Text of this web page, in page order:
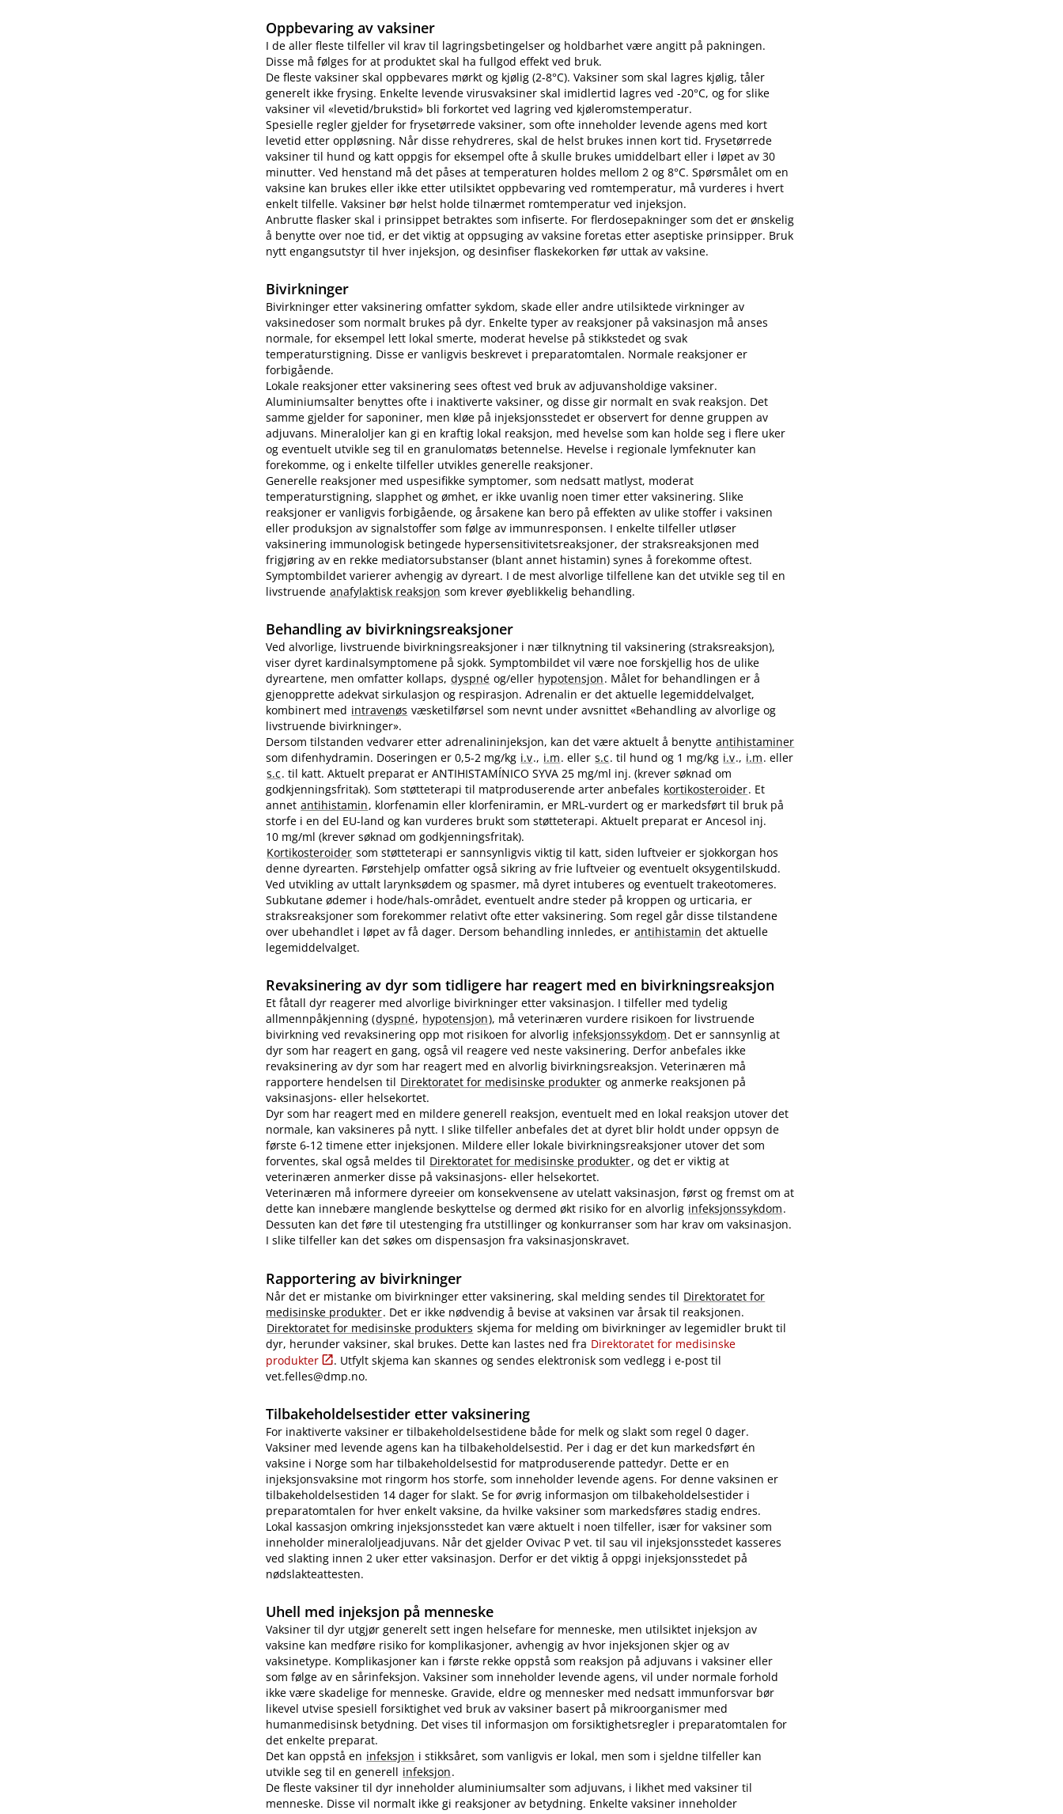
Oppbevaring av vaksiner
I de aller fleste tilfeller vil krav til lagringsbetingelser og holdbarhet være angitt på pakningen.
Disse må følges for at produktet skal ha fullgod effekt ved bruk.
De fleste vaksiner skal oppbevares mørkt og kjølig (2-8°C). Vaksiner som skal lagres kjølig, tåler
generelt ikke frysing. Enkelte levende virusvaksiner skal imidlertid lagres ved -20°C, og for slike
vaksiner vil «levetid​/​brukstid» bli forkortet ved lagring ved kjøleromstemperatur.
Spesielle regler gjelder for frysetørrede vaksiner, som ofte inneholder levende agens med kort
levetid etter oppløsning. Når disse rehydreres, skal de helst brukes innen kort tid. Frysetørrede
vaksiner til hund og katt oppgis for eksempel ofte å skulle brukes umiddelbart eller i løpet av 30
minutter. Ved henstand må det påses at temperaturen holdes mellom 2 og 8°C. Spørsmålet om en
vaksine kan brukes eller ikke etter utilsiktet oppbevaring ved romtemperatur, må vurderes i hvert
enkelt tilfelle. Vaksiner bør helst holde tilnærmet romtemperatur ved injeksjon.
Anbrutte flasker skal i prinsippet betraktes som infiserte. For flerdosepakninger som det er ønskelig
å benytte over noe tid, er det viktig at oppsuging av vaksine foretas etter aseptiske prinsipper. Bruk
nytt engangsutstyr til hver injeksjon, og desinfiser flaskekorken før uttak av vaksine.
Bivirkninger
Bivirkninger etter vaksinering omfatter sykdom, skade eller andre utilsiktede virkninger av
vaksinedoser som normalt brukes på dyr. Enkelte typer av reaksjoner på vaksinasjon må anses
normale, for eksempel lett lokal smerte, moderat hevelse på stikkstedet og svak
temperaturstigning. Disse er vanligvis beskrevet i preparatomtalen. Normale reaksjoner er
forbigående.
Lokale reaksjoner etter vaksinering sees oftest ved bruk av adjuvansholdige vaksiner.
Aluminiumsalter benyttes ofte i inaktiverte vaksiner, og disse gir normalt en svak reaksjon. Det
samme gjelder for saponiner, men kløe på injeksjonsstedet er observert for denne gruppen av
adjuvans. Mineraloljer kan gi en kraftig lokal reaksjon, med hevelse som kan holde seg i flere uker
og eventuelt utvikle seg til en granulomatøs betennelse. Hevelse i regionale lymfeknuter kan
forekomme, og i enkelte tilfeller utvikles generelle reaksjoner.
Generelle reaksjoner med uspesifikke symptomer, som nedsatt matlyst, moderat
temperaturstigning, slapphet og ømhet, er ikke uvanlig noen timer etter vaksinering. Slike
reaksjoner er vanligvis forbigående, og årsakene kan bero på effekten av ulike stoffer i vaksinen
eller produksjon av signalstoffer som følge av immunresponsen. I enkelte tilfeller utløser
vaksinering immunologisk betingede hypersensitivitetsreaksjoner, der straksreaksjonen med
frigjøring av en rekke mediatorsubstanser (blant annet histamin) synes å forekomme oftest.
Symptombildet varierer avhengig av dyreart. I de mest alvorlige tilfellene kan det utvikle seg til en
livstruende anafylaktisk reaksjon som krever øyeblikkelig behandling.
Behandling av bivirkningsreaksjoner
Ved alvorlige, livstruende bivirkningsreaksjoner i nær tilknytning til vaksinering (straksreaksjon),
viser dyret kardinalsymptomene på sjokk. Symptombildet vil være noe forskjellig hos de ulike
dyreartene, men omfatter kollaps, dyspné og​/​eller hypotensjon. Målet for behandlingen er å
gjenopprette adekvat sirkulasjon og respirasjon. Adrenalin er det aktuelle legemiddelvalget,
kombinert med intravenøs væsketilførsel som nevnt under avsnittet «Behandling av alvorlige og
livstruende bivirkninger».
Dersom tilstanden vedvarer etter adrenalininjeksjon, kan det være aktuelt å benytte antihistaminer
som difenhydramin. Doseringen er 0,5-2 mg/kg i.v., i.m. eller s.c. til hund og 1 mg/kg i.v., i.m. eller
s.c. til katt. Aktuelt preparat er ANTIHISTAMÍNICO SYVA 25 mg/ml inj. (krever søknad om
godkjenningsfritak). Som støtteterapi til matproduserende arter anbefales kortikosteroider. Et
annet antihistamin, klorfenamin eller klorfeniramin, er MRL-vurdert og er markedsført til bruk på
storfe i en del EU-land og kan vurderes brukt som støtteterapi. Aktuelt preparat er Ancesol inj.
10 mg/ml (krever søknad om godkjenningsfritak).
Kortikosteroider som støtteterapi er sannsynligvis viktig til katt, siden luftveier er sjokkorgan hos
denne dyrearten. Førstehjelp omfatter også sikring av frie luftveier og eventuelt oksygentilskudd.
Ved utvikling av uttalt larynksødem og spasmer, må dyret intuberes og eventuelt trakeotomeres.
Subkutane ødemer i hode​/​hals-området, eventuelt andre steder på kroppen og urticaria, er
straksreaksjoner som forekommer relativt ofte etter vaksinering. Som regel går disse tilstandene
over ubehandlet i løpet av få dager. Dersom behandling innledes, er antihistamin det aktuelle
legemiddelvalget.
Revaksinering av dyr som tidligere har reagert med en bivirkningsreaksjon
Et fåtall dyr reagerer med alvorlige bivirkninger etter vaksinasjon. I tilfeller med tydelig
allmennpåkjenning (dyspné, hypotensjon), må veterinæren vurdere risikoen for livstruende
bivirkning ved revaksinering opp mot risikoen for alvorlig infeksjonssykdom. Det er sannsynlig at
dyr som har reagert en gang, også vil reagere ved neste vaksinering. Derfor anbefales ikke
revaksinering av dyr som har reagert med en alvorlig bivirkningsreaksjon. Veterinæren må
rapportere hendelsen til Direktoratet for medisinske produkter og anmerke reaksjonen på
vaksinasjons- eller helsekortet.
Dyr som har reagert med en mildere generell reaksjon, eventuelt med en lokal reaksjon utover det
normale, kan vaksineres på nytt. I slike tilfeller anbefales det at dyret blir holdt under oppsyn de
første 6-12 timene etter injeksjonen. Mildere eller lokale bivirkningsreaksjoner utover det som
forventes, skal også meldes til Direktoratet for medisinske produkter, og det er viktig at
veterinæren anmerker disse på vaksinasjons- eller helsekortet.
Veterinæren må informere dyreeier om konsekvensene av utelatt vaksinasjon, først og fremst om at
dette kan innebære manglende beskyttelse og dermed økt risiko for en alvorlig infeksjonssykdom.
Dessuten kan det føre til utestenging fra utstillinger og konkurranser som har krav om vaksinasjon.
I slike tilfeller kan det søkes om dispensasjon fra vaksinasjonskravet.
Rapportering av bivirkninger
Når det er mistanke om bivirkninger etter vaksinering, skal melding sendes til Direktoratet for
medisinske produkter. Det er ikke nødvendig å bevise at vaksinen var årsak til reaksjonen.
Direktoratet for medisinske produkters skjema for melding om bivirkninger av legemidler brukt til
dyr, herunder vaksiner, skal brukes. Dette kan lastes ned fra Direktoratet for medisinske
produkter
. Utfylt skjema kan skannes og sendes elektronisk som vedlegg i e-post til
vet.felles@dmp.no.
Tilbakeholdelsestider etter vaksinering
For inaktiverte vaksiner er tilbakeholdelsestidene både for melk og slakt som regel 0 dager.
Vaksiner med levende agens kan ha tilbakeholdelsestid. Per i dag er det kun markedsført én
vaksine i Norge som har tilbakeholdelsestid for matproduserende pattedyr. Dette er en
injeksjonsvaksine mot ringorm hos storfe, som inneholder levende agens. For denne vaksinen er
tilbakeholdelsestiden 14 dager for slakt. Se for øvrig informasjon om tilbakeholdelsestider i
preparatomtalen for hver enkelt vaksine, da hvilke vaksiner som markedsføres stadig endres.
Lokal kassasjon omkring injeksjonsstedet kan være aktuelt i noen tilfeller, især for vaksiner som
inneholder mineraloljeadjuvans. Når det gjelder Ovivac P vet. til sau vil injeksjonsstedet kasseres
ved slakting innen 2 uker etter vaksinasjon. Derfor er det viktig å oppgi injeksjonsstedet på
nødslakteattesten.
Uhell med injeksjon på menneske
Vaksiner til dyr utgjør generelt sett ingen helsefare for menneske, men utilsiktet injeksjon av
vaksine kan medføre risiko for komplikasjoner, avhengig av hvor injeksjonen skjer og av
vaksinetype. Komplikasjoner kan i første rekke oppstå som reaksjon på adjuvans i vaksiner eller
som følge av en sårinfeksjon. Vaksiner som inneholder levende agens, vil under normale forhold
ikke være skadelige for menneske. Gravide, eldre og mennesker med nedsatt immunforsvar bør
likevel utvise spesiell forsiktighet ved bruk av vaksiner basert på mikroorganismer med
humanmedisinsk betydning. Det vises til informasjon om forsiktighetsregler i preparatomtalen for
det enkelte preparat.
Det kan oppstå en infeksjon i stikksåret, som vanligvis er lokal, men som i sjeldne tilfeller kan
utvikle seg til en generell infeksjon.
De fleste vaksiner til dyr inneholder aluminiumsalter som adjuvans, i likhet med vaksiner til
menneske. Disse vil normalt ikke gi reaksjoner av betydning. Enkelte vaksiner inneholder